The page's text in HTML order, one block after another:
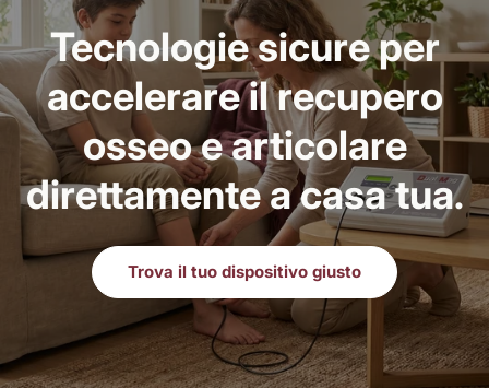
Tecnologie sicure per
accelerare il recupero
osseo e articolare
direttamente a casa tua.
Trova il tuo dispositivo giusto